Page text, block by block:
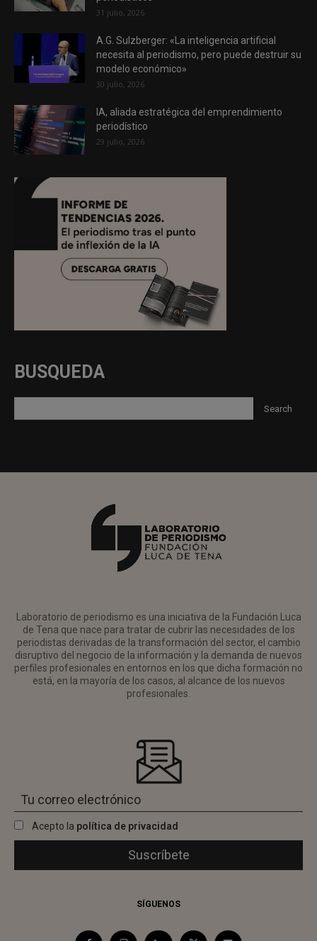
31 julio, 2026
A.G. Sulzberger: «La inteligencia artificial
necesita al periodismo, pero puede destruir su
modelo económico»
30 julio, 2026
IA, aliada estratégica del emprendimiento
periodístico
29 julio, 2026
BUSQUEDA
Laboratorio de periodismo es una iniciativa de la Fundación Luca
de Tena que nace para tratar de cubrir las necesidades de los
periodistas derivadas de la transformación del sector, el cambio
disruptivo del negocio de la información y la demanda de nuevos
perfiles profesionales en entornos en los que dicha formación no
está, en la mayoría de los casos, al alcance de los nuevos
profesionales.
Acepto la política de privacidad
SÍGUENOS